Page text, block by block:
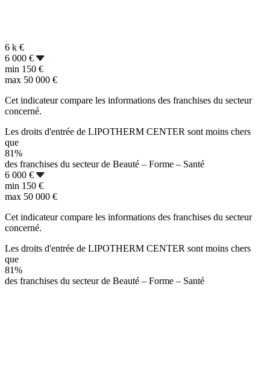
6 k €
6 000 €
min 150 €
max 50 000 €
Cet indicateur compare les informations des franchises du secteur
concerné.
Les droits d'entrée de LIPOTHERM CENTER sont moins chers
que
81%
des franchises du secteur de Beauté – Forme – Santé
6 000 €
min 150 €
max 50 000 €
Cet indicateur compare les informations des franchises du secteur
concerné.
Les droits d'entrée de LIPOTHERM CENTER sont moins chers
que
81%
des franchises du secteur de Beauté – Forme – Santé